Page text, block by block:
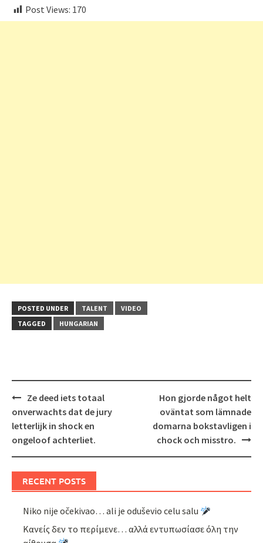
Post Views: 170
POSTED UNDER TALENT
VIDEO
TAGGED
HUNGARIAN
Post
navigation
Ze deed iets totaal
onverwachts dat de jury
letterlijk in shock en
ongeloof achterliet.
Hon gjorde något helt
oväntat som lämnade
domarna bokstavligen i
chock och misstro.
RECENT POSTS
Niko nije očekivao… ali je oduševio celu salu
Κανείς δεν το περίμενε… αλλά εντυπωσίασε όλη την